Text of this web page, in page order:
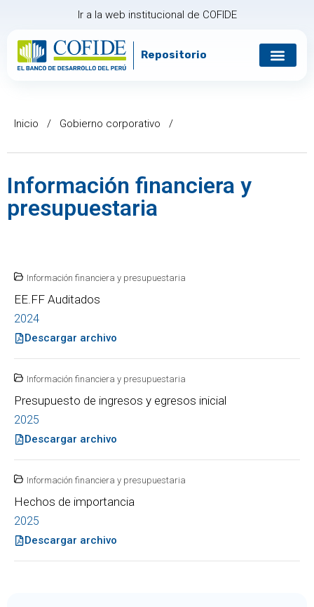
Ir a la web institucional de COFIDE
Repositorio
Inicio / Gobierno corporativo /
Información financiera y
presupuestaria
Información financiera y presupuestaria
EE.FF Auditados
2024
Descargar archivo
Información financiera y presupuestaria
Presupuesto de ingresos y egresos inicial
2025
Descargar archivo
Información financiera y presupuestaria
Hechos de importancia
2025
Descargar archivo